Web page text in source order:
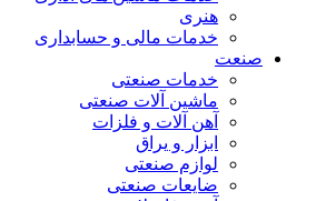
هنری
خدمات مالی و حسابداری
صنعت
خدمات صنعتی
ماشین آلات صنعتی
آهن آلات و فلزات
ابزار و یراق
لوازم صنعتی
ضایعات صنعتی